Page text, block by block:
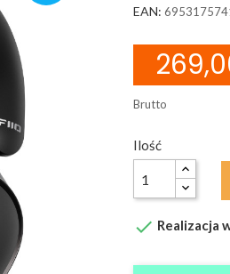
EAN:
Brutto
Ilość
 Realizacja